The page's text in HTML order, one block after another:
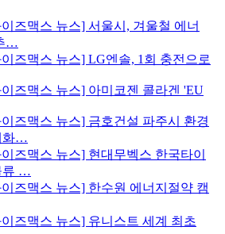
즈맥스 뉴스] 서울시, 겨울철 에너
…
즈맥스 뉴스] LG엔솔, 1회 충전으로
즈맥스 뉴스] 아미코젠 콜라겐 'EU
즈맥스 뉴스] 금호건설 파주시 환경
화…
즈맥스 뉴스] 현대무벡스 한국타이
류 …
즈맥스 뉴스] 한수원 에너지절약 캠
즈맥스 뉴스] 유니스트 세계 최초